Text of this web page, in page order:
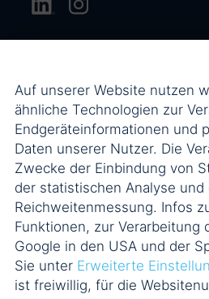
Auf unserer Website nutzen
ähnliche Technologien zur
Endgeräteinformationen und
Daten unserer Nutzer. Die
Zwecke der Einbindung von
der statistischen Analyse und
Reichweitenmessung. Infos
Funktionen, zur Verarbeitung
Google in den USA und der
Sie unter Erweiterte
ist freiwillig, für die